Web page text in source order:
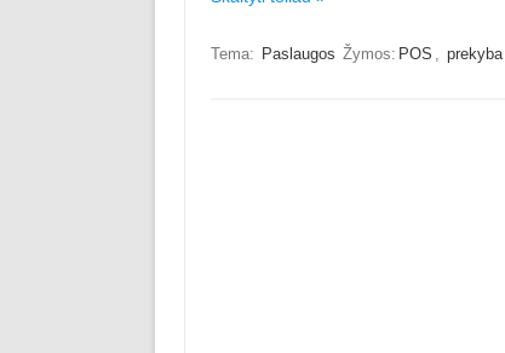
Tema: Paslaugos Žymos: POS , prekyba